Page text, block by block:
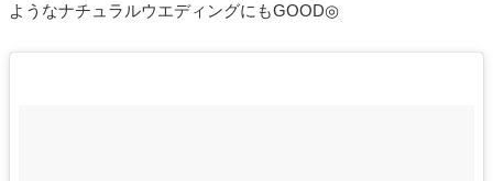
ようなナチュラルウエディングにもGOOD◎